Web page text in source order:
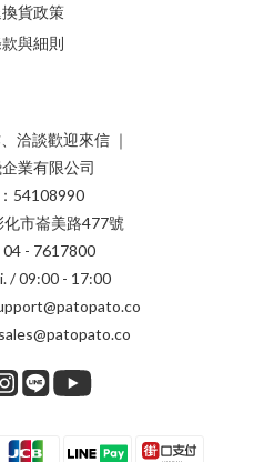
貨政策
與細則
洽談歡迎來信 ｜
業有限公司
54108990
市崙美路477號
04 - 7617800
/ 09:00 - 17:00